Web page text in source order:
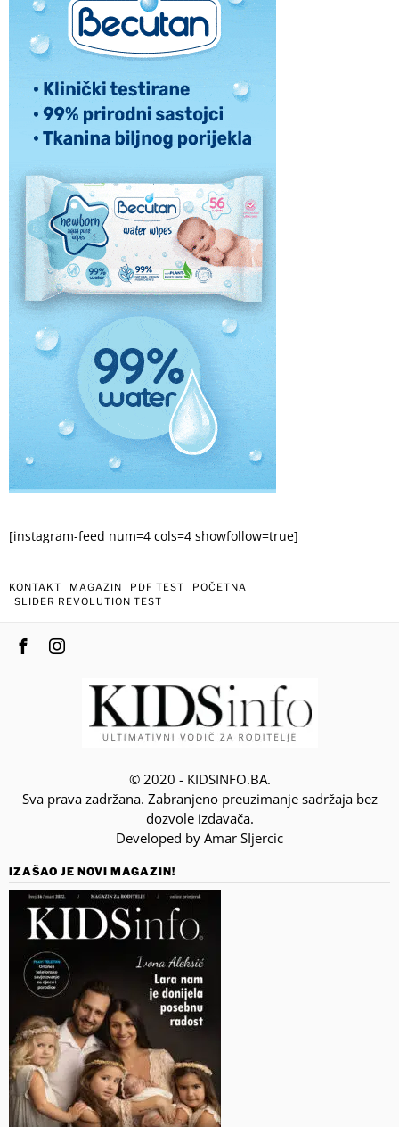
[instagram-feed num=4 cols=4 showfollow=true]
KONTAKT MAGAZIN PDF TEST
POČETNA
SLIDER REVOLUTION TEST
© 2020 - KIDSINFO.BA.
Sva prava zadržana. Zabranjeno preuzimanje sadržaja bez
dozvole izdavača.
Developed by Amar SIjercic
IZAŠAO JE NOVI MAGAZIN!